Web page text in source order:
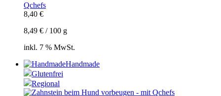
Qchefs
8,40 €
8,49 € / 100 g
inkl. 7 % MwSt.
Handmade
Glutenfrei
Regional